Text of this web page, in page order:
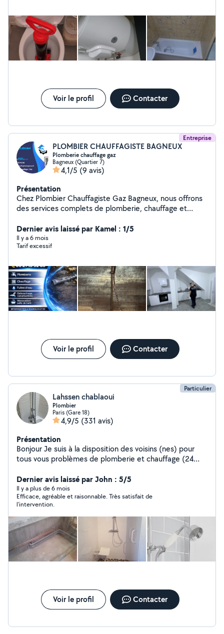
Voir le profil Contacter
Entreprise
PLOMBIER CHAUFFAGISTE BAGNEUX
Plomberie chauffage gaz
Bagneux (Quartier 7)
4,1/5 (9 avis)
Présentation
Chez Plombier Chauffagiste Gaz Bagneux, nous offrons
des services complets de plomberie, chauffage et
assurons des interventions d'urgence 24h/24 et 7j/7
pour garantir votre confort et votre sécurité. « Plombier
professionnel à Paris et alentours, j'interviens
débouchages, réparations Installations : robinets,
chauffe-eau, WC, éviers Travail soigné & tarifs
transparents Disponibilité rapide Contactez-moi pour un
devis gratuit
Dernier avis laissé par Kamel : 1/5
Il y a 6 mois
Tarif excessif
Voir le profil Contacter
Particulier
Lahssen chablaoui
Plombier
Paris (Gare 18)
4,9/5 (331 avis)
Présentation
Bonjour Je suis à la disposition des voisins (nes) pour
tous vous problèmes de plomberie et chauffage (24
Dernier avis laissé par John : 5/5
Il y a plus de 6 mois
Efficace, agréable et raisonnable. Très satisfait de
l'intervention.
Voir le profil Contacter